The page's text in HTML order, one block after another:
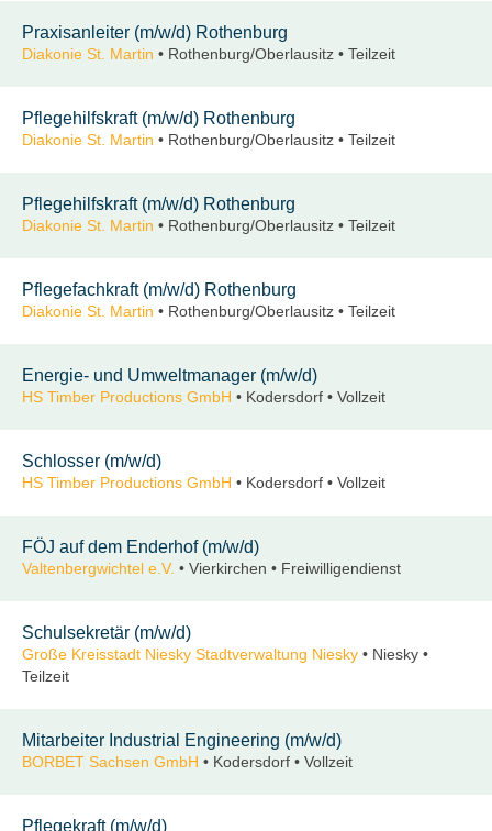
Praxisanleiter (m/w/d) Rothenburg
Diakonie St. Martin • Rothenburg/Oberlausitz • Teilzeit
Pflegehilfskraft (m/w/d) Rothenburg
Diakonie St. Martin • Rothenburg/Oberlausitz • Teilzeit
Pflegehilfskraft (m/w/d) Rothenburg
Diakonie St. Martin • Rothenburg/Oberlausitz • Teilzeit
Pflegefachkraft (m/w/d) Rothenburg
Diakonie St. Martin • Rothenburg/Oberlausitz • Teilzeit
Energie- und Umweltmanager (m/w/d)
HS Timber Productions GmbH • Kodersdorf • Vollzeit
Schlosser (m/w/d)
HS Timber Productions GmbH • Kodersdorf • Vollzeit
FÖJ auf dem Enderhof (m/w/d)
Valtenbergwichtel e.V. • Vierkirchen • Freiwilligendienst
Schulsekretär (m/w/d)
Große Kreisstadt Niesky Stadtverwaltung Niesky • Niesky •
Teilzeit
Mitarbeiter Industrial Engineering (m/w/d)
BORBET Sachsen GmbH • Kodersdorf • Vollzeit
Pflegekraft (m/w/d)